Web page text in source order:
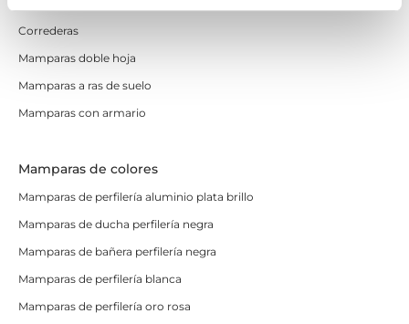
Correderas
Mamparas doble hoja
Mamparas a ras de suelo
Mamparas con armario
Mamparas de colores
Mamparas de perfilería aluminio plata brillo
Mamparas de ducha perfilería negra
Mamparas de bañera perfilería negra
Mamparas de perfilería blanca
Mamparas de perfilería oro rosa